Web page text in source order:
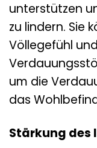
unterstützen
zu lindern. Sie
Völlegefühl
um die
das
Stärkung des